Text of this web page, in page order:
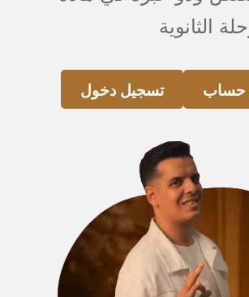
الثانوية
حساب تسجيل دخول